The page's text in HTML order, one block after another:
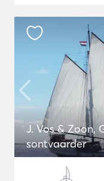
J. Vos & Zoon,
sontvaarder